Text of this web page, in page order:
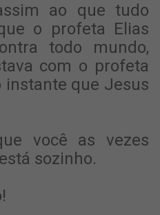
ao que tudo
o profeta Elias
todo mundo,
com o profeta
instante que Jesus
você as vezes
sozinho.